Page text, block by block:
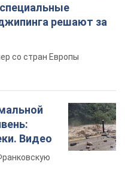
решают за
со стран Европы
Видео